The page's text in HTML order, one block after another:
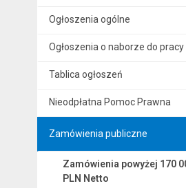
Ogłoszenia ogólne
Ogłoszenia o naborze do pracy
Tablica ogłoszeń
Nieodpłatna Pomoc Prawna
Zamówienia publiczne
Zamówienia powyżej 170
PLN Netto